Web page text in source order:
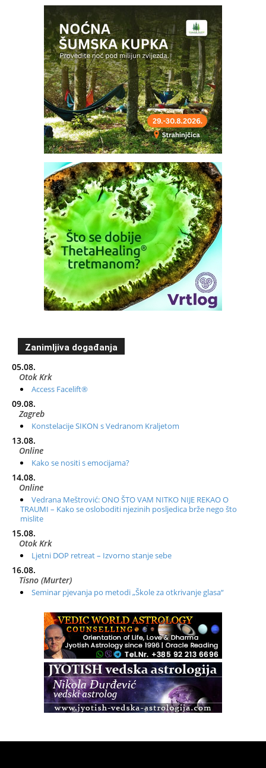
Zanimljiva događanja
05.08.
Otok Krk
Access Facelift®
09.08.
Zagreb
Konstelacije SIKON s Vedranom Kraljetom
13.08.
Online
Kako se nositi s emocijama?
14.08.
Online
Vedrana Meštrović: ONO ŠTO VAM NITKO NIJE REKAO O
TRAUMI – Kako se osloboditi njezinih posljedica brže nego što
mislite
15.08.
Otok Krk
Ljetni DOP retreat – Izvorno stanje sebe
16.08.
Tisno (Murter)
Seminar pjevanja po metodi „Škole za otkrivanje glasa“
Radionica: Pomagači iz drugih dimenzija Online – otvoreno za
Zagreb+Online
Osnovni ThetaHealing® tečaj, Zagreb i Online
Access BARS®, otpusti stres